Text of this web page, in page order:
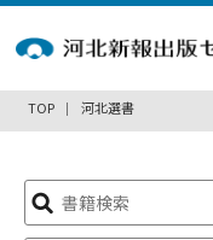
TOP 河北選書
検
索: